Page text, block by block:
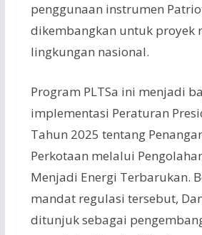
penggunaan instrumen
dikembangkan untuk proyek
lingkungan nasional.
Program PLTSa ini menjadi
implementasi Peraturan
Tahun 2025 tentang
Perkotaan melalui
Menjadi Energi Terbarukan.
mandat regulasi tersebut,
ditunjuk sebagai